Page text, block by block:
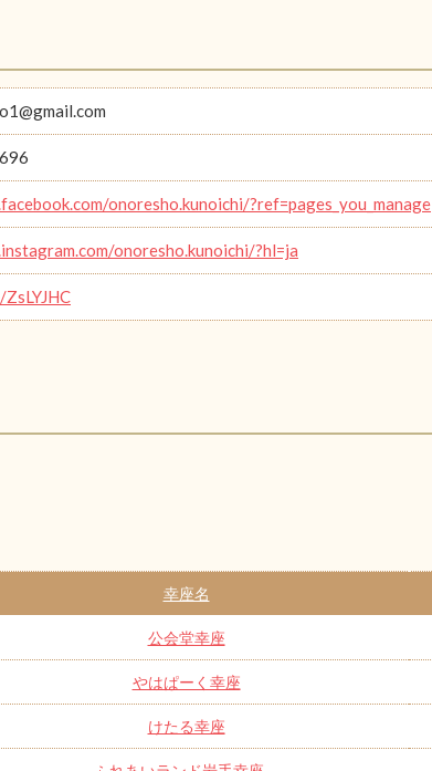
onoresho.kunoichi/?ref=pages_you_manage
onoresho.kunoichi/?hl=ja
幸座名
公会堂幸座
やはぱーく幸座
けたる幸座